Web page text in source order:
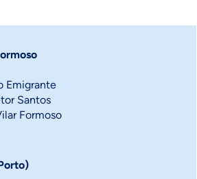
Emigrante
Santos
Formoso